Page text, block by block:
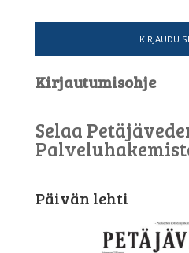
KIRJAUDU
Kirjautumisohje
Selaa
Päivän lehti